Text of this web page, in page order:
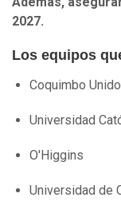
2027.
Los equipos
Coquimbo Unido
Universidad
O'Higgins
Universidad de